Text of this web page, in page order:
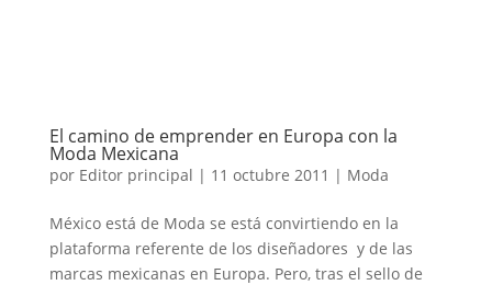
El camino de emprender en Europa con la
Moda Mexicana
por Editor principal | 11 octubre 2011 | Moda
México está de Moda se está convirtiendo en la
plataforma referente de los diseñadores y de las
marcas mexicanas en Europa. Pero, tras el sello de